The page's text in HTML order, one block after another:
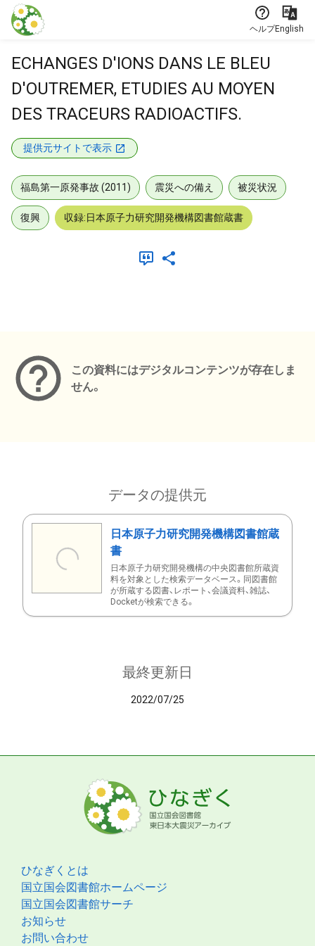
本文に飛ぶ
ヘルプEnglish
ECHANGES D'IONS DANS LE BLEU
D'OUTREMER, ETUDIES AU MOYEN
DES TRACEURS RADIOACTIFS.
提供元サイトで表示
福島第一原発事故 (2011) 震災への備え 被災状況
復興 収録:日本原子力研究開発機構図書館蔵書
この資料にはデジタルコンテンツが存在しま
せん。
データの提供元
日本原子力研究開発機構図書館蔵
書
日本原子力研究開発機構の中央図書館所蔵資
料を対象とした検索データベース。同図書館
が所蔵する図書、レポート、会議資料、雑誌、
Docketが検索できる。
最終更新日
2022/07/25
ひなぎくとは
国立国会図書館ホームページ
国立国会図書館サーチ
お知らせ
お問い合わせ